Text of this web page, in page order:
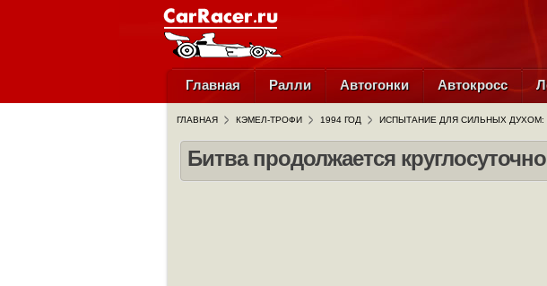
Главная Ралли Автогонки Автокросс
ГЛАВНАЯ КЭМЕЛ-ТРОФИ 1994 ГОД ИСПЫТАНИЕ ДЛЯ СИЛЬНЫХ ДУХОМ:
Битва продолжается круглосуточно